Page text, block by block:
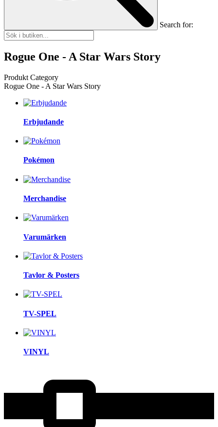
Search for:
Rogue One - A Star Wars Story
Produkt Category
Rogue One - A Star Wars Story
Erbjudande
Pokémon
Merchandise
Varumärken
Tavlor & Posters
TV-SPEL
VINYL